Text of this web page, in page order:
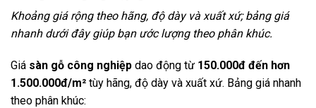
Khoảng giá rộng theo hãng, độ dày và xuất xứ; bảng giá
nhanh dưới đây giúp bạn ước lượng theo phân khúc.
Giá sàn gỗ công nghiệp dao động từ 150.000đ đến hơn
1.500.000đ/m² tùy hãng, độ dày và xuất xứ. Bảng giá nhanh
theo phân khúc: